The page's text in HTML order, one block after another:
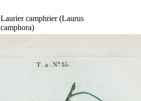
Laurier camphrier (Laurus
camphora)